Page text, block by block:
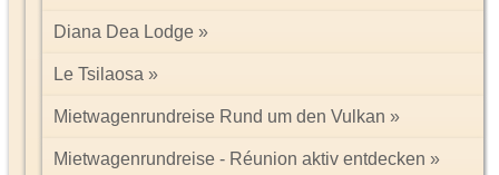
Diana Dea Lodge
Le Tsilaosa
Mietwagenrundreise Rund um den Vulkan
Mietwagenrundreise - Réunion aktiv entdecken